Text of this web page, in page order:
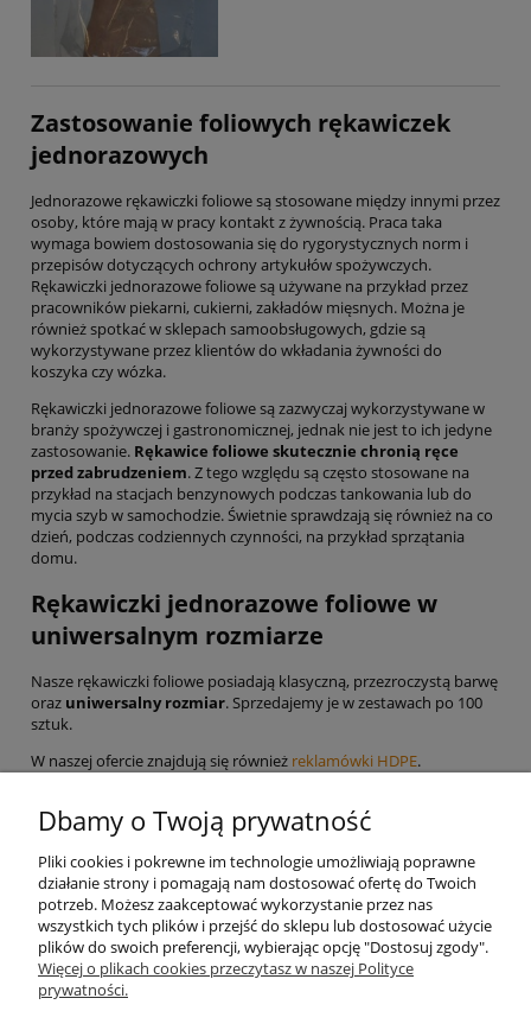
Zastosowanie foliowych rękawiczek
jednorazowych
Jednorazowe rękawiczki foliowe są stosowane między innymi przez
osoby, które mają w pracy kontakt z żywnością. Praca taka
wymaga bowiem dostosowania się do rygorystycznych norm i
przepisów dotyczących ochrony artykułów spożywczych.
Rękawiczki jednorazowe foliowe są używane na przykład przez
pracowników piekarni, cukierni, zakładów mięsnych. Można je
również spotkać w sklepach samoobsługowych, gdzie są
wykorzystywane przez klientów do wkładania żywności do
koszyka czy wózka.
Rękawiczki jednorazowe foliowe są zazwyczaj wykorzystywane w
branży spożywczej i gastronomicznej, jednak nie jest to ich jedyne
zastosowanie. Rękawice foliowe skutecznie chronią ręce
przed zabrudzeniem. Z tego względu są często stosowane na
przykład na stacjach benzynowych podczas tankowania lub do
mycia szyb w samochodzie. Świetnie sprawdzają się również na co
dzień, podczas codziennych czynności, na przykład sprzątania
domu.
Rękawiczki jednorazowe foliowe w
uniwersalnym rozmiarze
Nasze rękawiczki foliowe posiadają klasyczną, przezroczystą barwę
oraz uniwersalny rozmiar. Sprzedajemy je w zestawach po 100
sztuk.
W naszej ofercie znajdują się również reklamówki HDPE.
Informacje o sklepie
Twoje konto
Koperty
Dbamy o Twoją prywatność
Pliki cookies i pokrewne im technologie umożliwiają poprawne
działanie strony i pomagają nam dostosować ofertę do Twoich
potrzeb. Możesz zaakceptować wykorzystanie przez nas
wszystkich tych plików i przejść do sklepu lub dostosować użycie
plików do swoich preferencji, wybierając opcję "Dostosuj zgody".
Więcej o plikach cookies przeczytasz w naszej Polityce
prywatności.